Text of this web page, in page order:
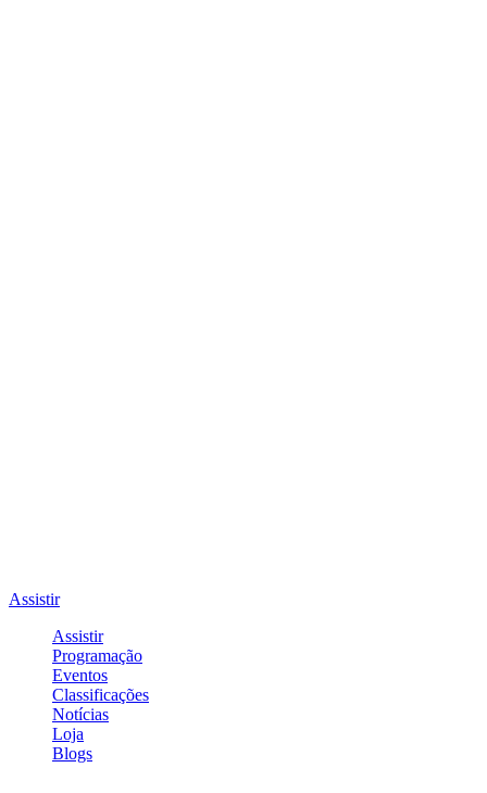
Assistir
Assistir
Programação
Eventos
Classificações
Notícias
Loja
Blogs